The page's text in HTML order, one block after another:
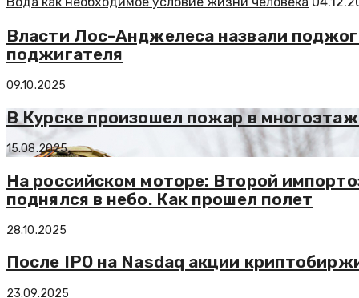
Власти Лос-Анджелеса назвали
поджигателя
09.10.2025
В Курске произошел пожар в
15.08.2025
На российском моторе: Второй
поднялся в небо. Как прошел полет
28.10.2025
После IPO на Nasdaq акции
23.09.2025